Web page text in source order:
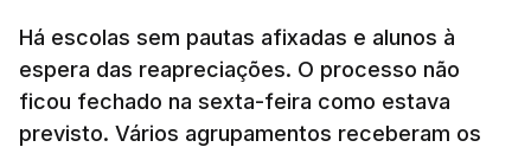
Há escolas sem pautas afixadas e alunos à
espera das reapreciações. O processo não
ficou fechado na sexta-feira como estava
previsto. Vários agrupamentos receberam os